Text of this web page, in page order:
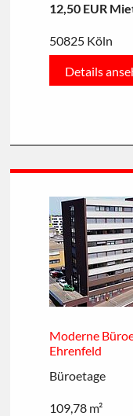
12,50 EUR
50825 Köln
Details
Moderne
Ehrenfeld
Büroetage
109,78 m²